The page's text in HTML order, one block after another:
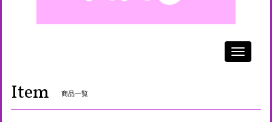
Toggle
Item 商品一覧